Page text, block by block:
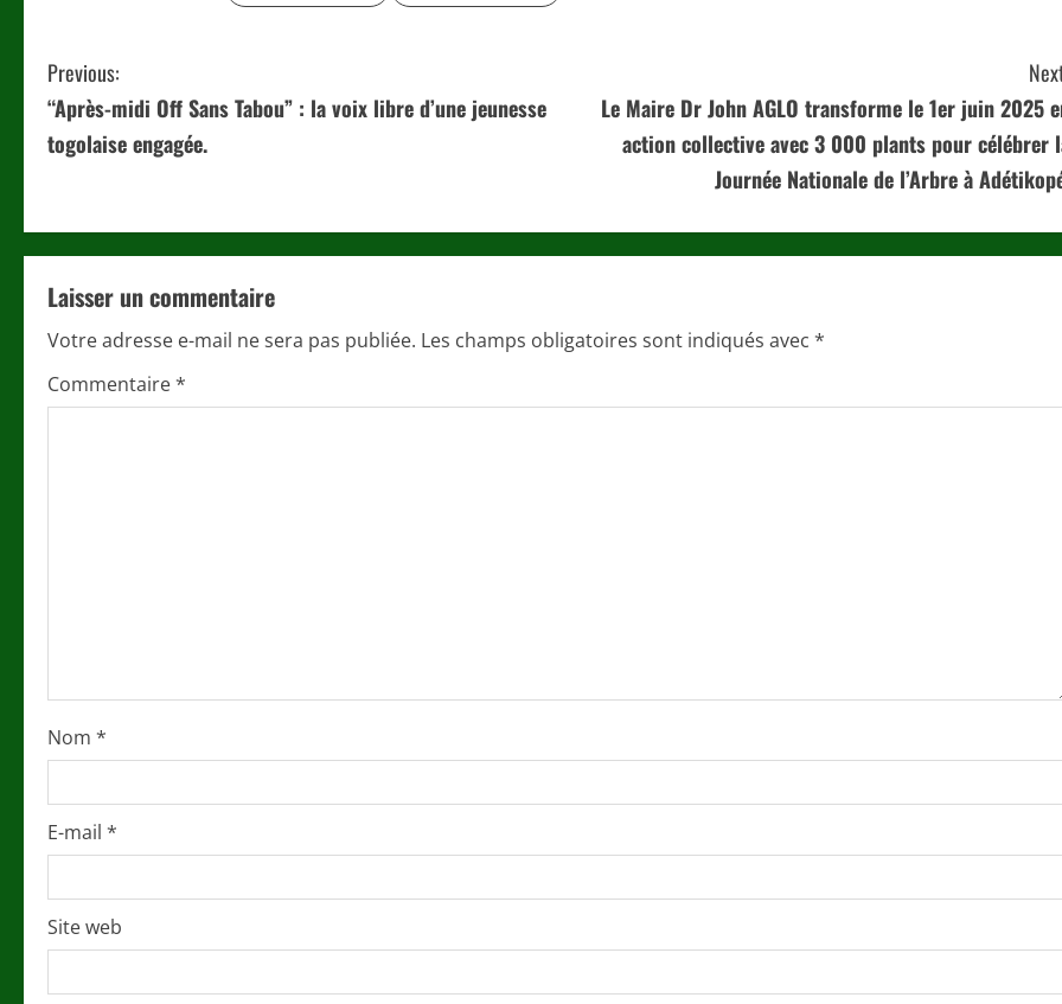
C
o
t
i
n
u
e
n
g
Previous:
“Après-midi Off Sans Tabou” : la voix libre d’une jeunesse
togolaise engagée.
Le Maire Dr John AGLO transforme le 1er juin 2025
action collective avec 3 000 plants pour célébrer
Journée Nationale de l’Arbre à
Laisser un commentaire
Votre adresse e-mail ne sera pas publiée. Les champs obligatoires sont indiqués avec *
Commentaire*
Nom *
E-mail *
Site web